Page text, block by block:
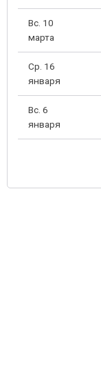
Вс. 10
марта
Ср. 16
января
Вс. 6
января